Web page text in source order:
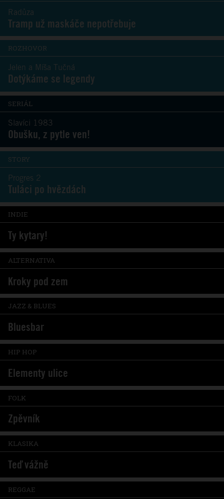
Radůza
Tramp už maskáče nepotřebuje
ROZHOVOR
Jelen a Míša Tučná
Dotýkáme se legendy
SERIÁL
Slavíci 1983
Obušku, z pytle ven!
STORY
Progres 2
Tuláci po hvězdách
INDIE
Ty kytary!
ALTERNATIVA
Kroky pod zem
JAZZ & BLUES
Bluesbar
HIP HOP
Elementy ulice
FOLK
Zpěvník
KLASIKA
Teď vážně
REGGAE